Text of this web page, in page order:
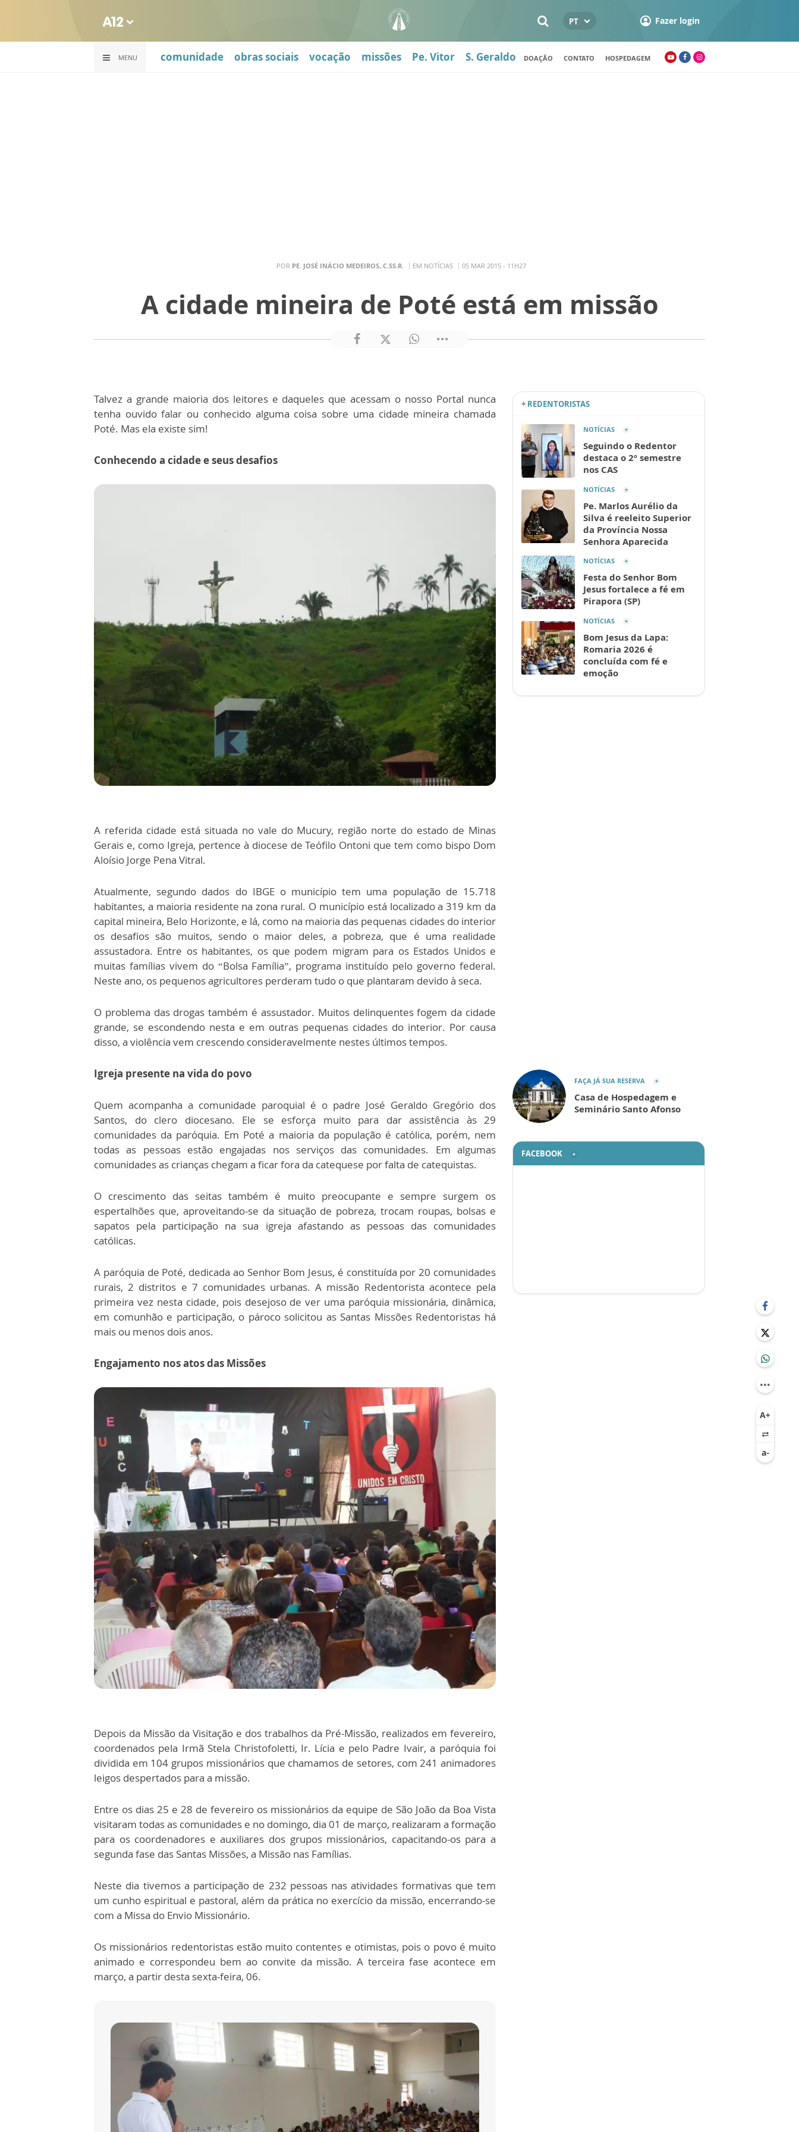
PT Fazer login
MENU comunidade obras sociais vocação missões Pe. Vitor S. Geraldo DOAÇÃO CONTATO HOSPEDAGEM
POR PE. JOSÉ INÁCIO MEDEIROS, C.SS.R. EM NOTÍCIAS 05 MAR 2015 - 11H27
A cidade mineira de Poté está em missão
Talvez a grande maioria dos leitores e daqueles que acessam o nosso Portal nunca
tenha ouvido falar ou conhecido alguma coisa sobre uma cidade mineira chamada
Poté. Mas ela existe sim!
Conhecendo a cidade e seus desafios
A referida cidade está situada no vale do Mucury, região norte do estado de Minas
Gerais e, como Igreja, pertence à diocese de Teófilo Ontoni que tem como bispo Dom
Aloísio Jorge Pena Vitral.
Atualmente, segundo dados do IBGE o município tem uma população de 15.718
habitantes, a maioria residente na zona rural. O município está localizado a 319 km da
capital mineira, Belo Horizonte, e lá, como na maioria das pequenas cidades do interior
os desafios são muitos, sendo o maior deles, a pobreza, que é uma realidade
assustadora. Entre os habitantes, os que podem migram para os Estados Unidos e
muitas famílias vivem do “Bolsa Família”, programa instituído pelo governo federal.
Neste ano, os pequenos agricultores perderam tudo o que plantaram devido à seca.
O problema das drogas também é assustador. Muitos delinquentes fogem da cidade
grande, se escondendo nesta e em outras pequenas cidades do interior. Por causa
disso, a violência vem crescendo consideravelmente nestes últimos tempos.
Igreja presente na vida do povo
Quem acompanha a comunidade paroquial é o padre José Geraldo Gregório dos
Santos, do clero diocesano. Ele se esforça muito para dar assistência às 29
comunidades da paróquia. Em Poté a maioria da população é católica, porém, nem
todas as pessoas estão engajadas nos serviços das comunidades. Em algumas
comunidades as crianças chegam a ficar fora da catequese por falta de catequistas.
O crescimento das seitas também é muito preocupante e sempre surgem os
espertalhões que, aproveitando-se da situação de pobreza, trocam roupas, bolsas e
sapatos pela participação na sua igreja afastando as pessoas das comunidades
católicas.
A paróquia de Poté, dedicada ao Senhor Bom Jesus, é constituída por 20 comunidades
rurais, 2 distritos e 7 comunidades urbanas. A missão Redentorista acontece pela
primeira vez nesta cidade, pois desejoso de ver uma paróquia missionária, dinâmica,
em comunhão e participação, o pároco solicitou as Santas Missões Redentoristas há
mais ou menos dois anos.
Engajamento nos atos das Missões
Depois da Missão da Visitação e dos trabalhos da Pré-Missão, realizados em fevereiro,
coordenados pela Irmã Stela Christofoletti, Ir. Lícia e pelo Padre Ivair, a paróquia foi
dividida em 104 grupos missionários que chamamos de setores, com 241 animadores
leigos despertados para a missão.
Entre os dias 25 e 28 de fevereiro os missionários da equipe de São João da Boa Vista
visitaram todas as comunidades e no domingo, dia 01 de março, realizaram a formação
para os coordenadores e auxiliares dos grupos missionários, capacitando-os para a
segunda fase das Santas Missões, a Missão nas Famílias.
Neste dia tivemos a participação de 232 pessoas nas atividades formativas que tem
um cunho espiritual e pastoral, além da prática no exercício da missão, encerrando-se
com a Missa do Envio Missionário.
Os missionários redentoristas estão muito contentes e otimistas, pois o povo é muito
animado e correspondeu bem ao convite da missão. A terceira fase acontece em
março, a partir desta sexta-feira, 06.
FAÇA JÁ SUA RESERVA
Casa de Hospedagem e
Seminário Santo Afonso
+ REDENTORISTAS
NOTÍCIAS
Seguindo o Redentor
destaca o 2º semestre
nos CAS
NOTÍCIAS
Pe. Marlos Aurélio da
Silva é reeleito Superior
da Província Nossa
Senhora Aparecida
NOTÍCIAS
Festa do Senhor Bom
Jesus fortalece a fé em
Pirapora (SP)
NOTÍCIAS
Bom Jesus da Lapa:
Romaria 2026 é
concluída com fé e
emoção
FACEBOOK